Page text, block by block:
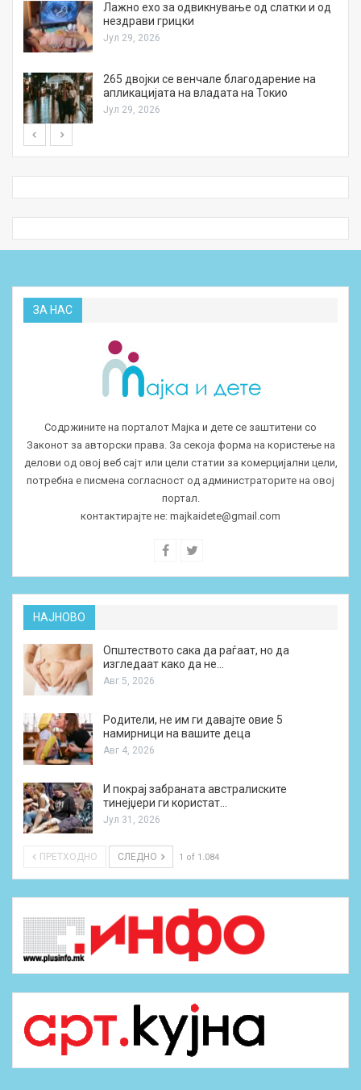
Лажно ехо за одвикнување од слатки и од
нездрави грицки
Јул 29, 2026
265 двојки се венчале благодарение на
апликацијата на владата на Токио
Јул 29, 2026
ЗА НАС
Содржините на порталот Мајка и дете се заштитени со
Законот за авторски права. За секоја форма на користење на
делови од овој веб сајт или цели статии за комерцијални цели,
потребна е писмена согласност од администраторите на овој
портал.
контактирајте не: majkaidete@gmail.com
НАЈНОВО
Општеството сака да раѓаат, но да
изгледаат како да не…
Авг 5, 2026
Родители, не им ги давајте овие 5
намирници на вашите деца
Авг 4, 2026
И покрај забраната австралиските
тинејџери ги користат…
Јул 31, 2026
ПРЕТХОДНО СЛЕДНО 1 of 1.084